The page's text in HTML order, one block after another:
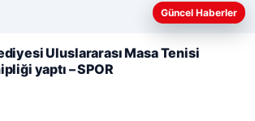
kullandığınızı daha iyi anlayabilmek,
Politikamız
Kabul Et
Güncel Haberler
Uluslararası Masa Tenisi
yaptı – SPOR